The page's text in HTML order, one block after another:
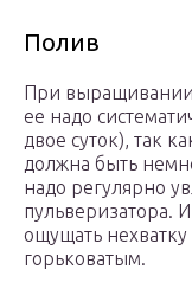
Полив
При выращивании
ее надо
двое суток), так
должна быть
надо регулярно
пульверизатора.
ощущать нехватку
горьковатым.